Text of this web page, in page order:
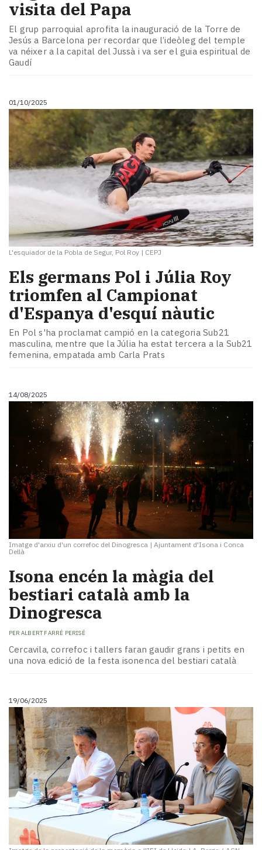
visita del Papa
El grup parroquial aprofita la inauguració de la Torre de
Jesús a Barcelona per recordar que l’ideòleg del temple
va néixer a la capital del Jussà i va ser el guia espiritual de
Gaudí
01/10/2025
L'esquiador de la Pobla de Segur, Pol Roy | CEPJ
Els germans Pol i Júlia Roy
triomfen al Campionat
d'Espanya d'esquí nàutic
En Pol s'ha proclamat campió en la categoria Sub21
masculina, mentre que la Júlia ha estat tercera a la Sub21
femenina, empatada amb Carla Prats
14/08/2025
Imatge d'arxiu d'un correfoc del Dinogresca | Ajuntament d'Isona i Conca
Dellà
Isona encén la màgia del
bestiari català amb la
Dinogresca
PER ALBERT FARRÉ PERISÉ
Cercavila, correfoc i tallers faran gaudir grans i petits en
una nova edició de la festa isonenca del bestiari català
19/06/2025